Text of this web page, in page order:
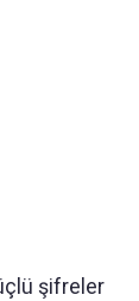
şifreler